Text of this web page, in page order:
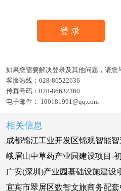
登录
如果您需要解决登录及其他问题，请您
客服热线： 028-86522636
传真号码： 028-86632360
电子邮件： 100181991@qq.com
相关信息
峨眉山中草药产业园建设项目-